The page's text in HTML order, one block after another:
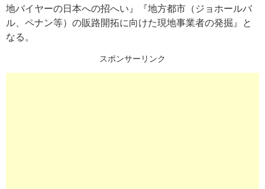
地バイヤーの日本への招へい』『地方都市（ジョホールバ
ル、ペナン等）の販路開拓に向けた現地事業者の発掘』と
なる。
スポンサーリンク